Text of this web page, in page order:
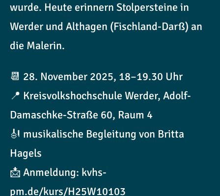
wurde. Heute erinnern Stolpersteine in
Werder und Althagen (Fischland-Darß) an
die Malerin.
📆 28. November 2025, 18–19.30 Uhr
📍 Kreisvolkshochschule Werder, Adolf-
Damaschke-Straße 60, Raum 4
🎻 musikalische Begleitung von Britta
Hagels
📩 Anmeldung: kvhs-
pm.de/kurs/H25W10103